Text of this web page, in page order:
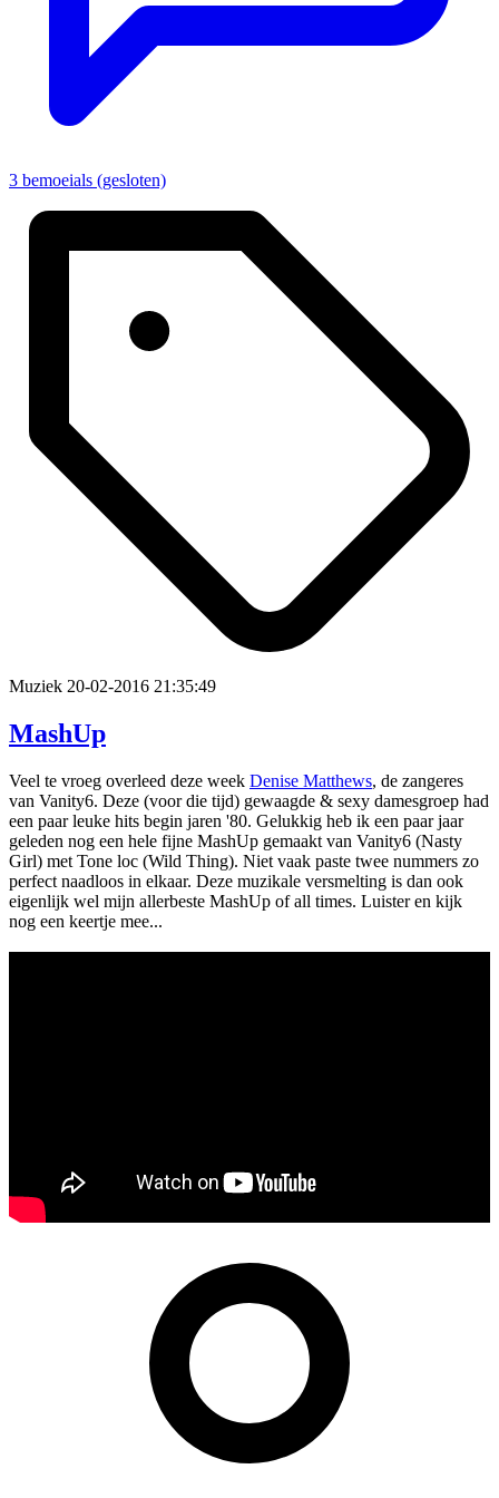
3 bemoeials (gesloten)
Muziek 20-02-2016 21:35:49
MashUp
Veel te vroeg overleed deze week Denise Matthews, de zangeres
van Vanity6. Deze (voor die tijd) gewaagde & sexy damesgroep had
een paar leuke hits begin jaren '80. Gelukkig heb ik een paar jaar
geleden nog een hele fijne MashUp gemaakt van Vanity6 (Nasty
Girl) met Tone loc (Wild Thing). Niet vaak paste twee nummers zo
perfect naadloos in elkaar. Deze muzikale versmelting is dan ook
eigenlijk wel mijn allerbeste MashUp of all times. Luister en kijk
nog een keertje mee...